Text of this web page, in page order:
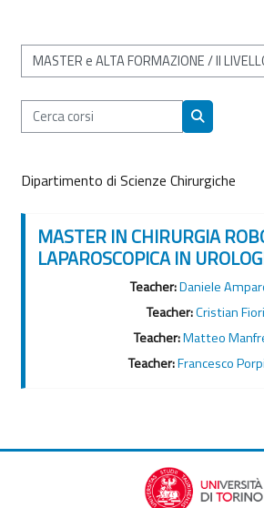
Categorie di corso
Cerca corsi
Cerca corsi
Dipartimento di Scienze Chirurgiche
MASTER IN CHIRURGIA
LAPAROSCOPICA IN
Teacher:Daniele
Teacher:Cristian Fiori
Teacher:Matteo
Teacher:Francesco